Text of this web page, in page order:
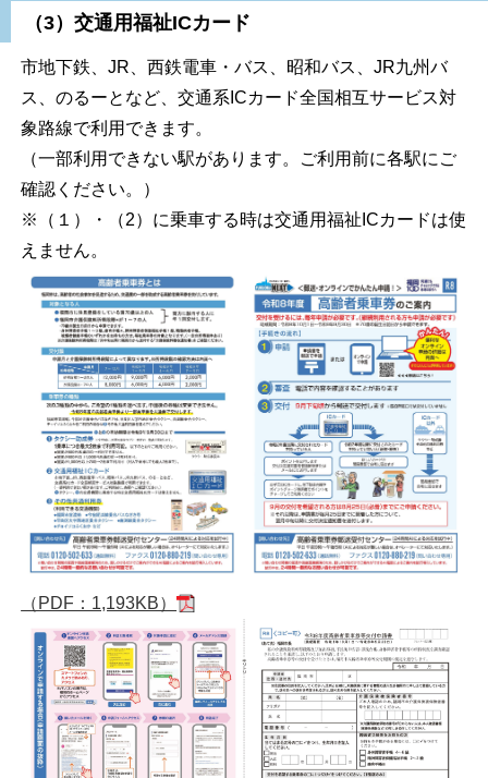
（3）交通用福祉ICカード
市地下鉄、JR、西鉄電車・バス、昭和バス、JR九州バ
ス、のるーとなど、交通系ICカード全国相互サービス対
象路線で利用できます。
（一部利用できない駅があります。ご利用前に各駅にご
確認ください。）
※（１）・（2）に乗車する時は交通用福祉ICカードは使
えません。
（PDF：1,193KB）